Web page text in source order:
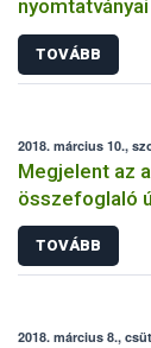
nyomtatványai
TOVÁBB
2018. március 10.,
Megjelent az
összefoglaló
TOVÁBB
2018. március 8.,